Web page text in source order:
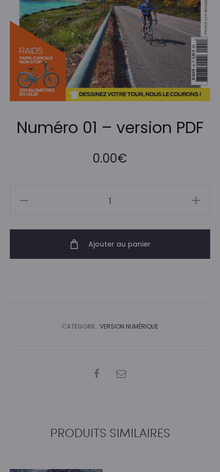
Numéro 01 – version PDF
0.00€
Ajouter au panier
CATÉGORIE : VERSION NUMÉRIQUE
SHARE
PRODUITS SIMILAIRES